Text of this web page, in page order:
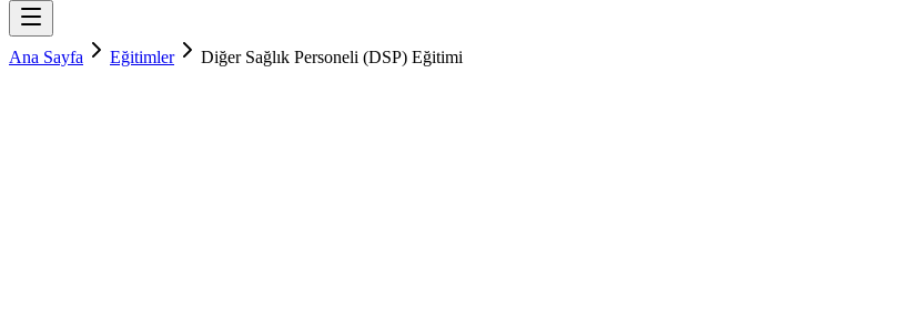
Ana Sayfa Eğitimler Diğer Sağlık Personeli (DSP) Eğitimi